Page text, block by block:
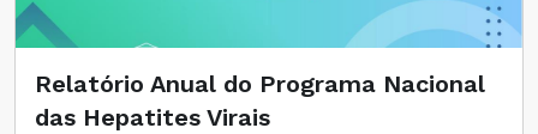
Relatório Anual do Programa Nacional
das Hepatites Virais